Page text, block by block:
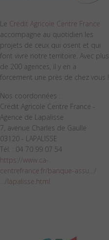
Le Crédit Agricole Centre France
accompagne au quotidien les
projets de ceux qui osent et qui
font vivre notre territoire. Avec plus
de 200 agences, il y en a
forcement une près de chez vous !
Nos coordonnées :
Crédit Agricole Centre France -
Agence de Lapalisse
7, avenue Charles de Gaulle
03120 - LAPALISSE
Tél. : 04 70 99 07 54
https://www.ca-
centrefrance.fr/banque-assu…/
…/lapalisse.html